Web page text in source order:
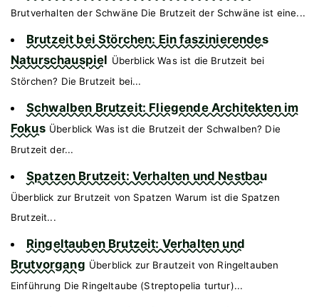
Brutverhalten der Schwäne Die Brutzeit der Schwäne ist eine...
Brutzeit bei Störchen: Ein faszinierendes
Naturschauspiel Überblick Was ist die Brutzeit bei
Störchen? Die Brutzeit bei...
Schwalben Brutzeit: Fliegende Architekten im
Fokus Überblick Was ist die Brutzeit der Schwalben? Die
Brutzeit der...
Spatzen Brutzeit: Verhalten und Nestbau
Überblick zur Brutzeit von Spatzen Warum ist die Spatzen
Brutzeit...
Ringeltauben Brutzeit: Verhalten und
Brutvorgang Überblick zur Brautzeit von Ringeltauben
Einführung Die Ringeltaube (Streptopelia turtur)...